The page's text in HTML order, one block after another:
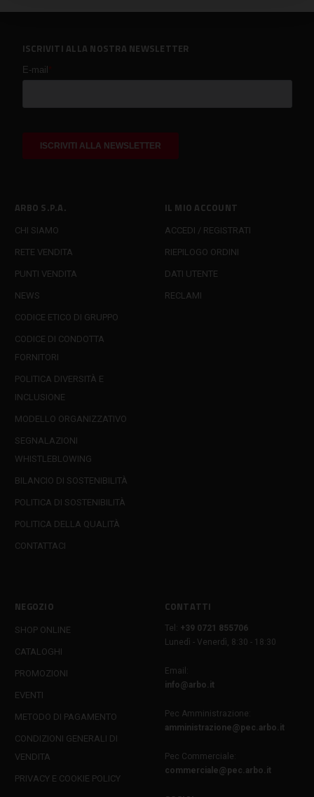
ARBO S.P.A.
CHI SIAMO
RETE VENDITA
PUNTI VENDITA
NEWS
CODICE ETICO DI GRUPPO
CODICE DI CONDOTTA
FORNITORI
POLITICA DIVERSITÀ E
INCLUSIONE
MODELLO ORGANIZZATIVO
SEGNALAZIONI
WHISTLEBLOWING
BILANCIO DI SOSTENIBILITÀ
POLITICA DI SOSTENIBILITÀ
POLITICA DELLA QUALITÀ
CONTATTACI
IL MIO ACCOUNT
ACCEDI / REGISTRATI
RIEPILOGO ORDINI
DATI UTENTE
RECLAMI
NEGOZIO
SHOP ONLINE
CATALOGHI
PROMOZIONI
EVENTI
METODO DI PAGAMENTO
CONDIZIONI GENERALI DI
VENDITA
PRIVACY E COOKIE POLICY
CONTATTI
Tel:
+39 0721 855706
Lunedì - Venerdì, 8:30 - 18:30
Email:
info@arbo.it
Pec Amministrazione:
amministrazione@pec.arbo.it
Pec Commerciale:
commerciale@pec.arbo.it
ISCRIVITI ALLA NOSTRA NEWSLETTER